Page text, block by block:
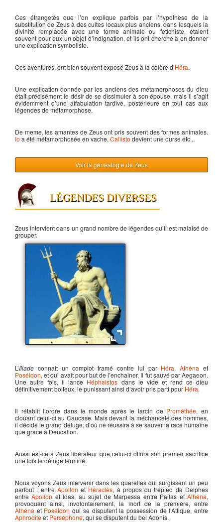
Ces étrangetés que l’on explique parfois par l’hypothèse de la
substitution de Zeusà des cultes locaux plus anciens, dans lesquels la
divinité remplacée avec une forme animale ou fétichiste, étaient
souvent pour eux un objet d’indignation, et ils ont cherché à en donner
une explication symboliste.
Ces aventures, ont bien souvent exposé Zeusà la colère d’Héra.
Une explication donnée par les anciens des métamorphoses du dieu
était précisément le désir de se dissimuler à son épouse, mais il s’agit
évidemment d’une affabulation tardive, postérieure en tout cas aux
légendes de métamorphose.
De meme, les amantes de Zeusont pris souvent des formes animales.
Io a été métamorphosée en vache, Callisto devient une ourse etc...
Voir la généalogie de Zeus
LÉGENDES DIVERSES
Zeusintervient dans un grand nombre de légendes qu’il est malaisé de
grouper.
L’Iliade connait un complot tramé contre lui par Héra,Athéna et
Poséidon, et qui avait pour but de l’enchainer. Il fut sauvé par Aegaeon.
Une autre fois, il lance Héphaistos dans le vide et rend ce dieu
définitivement boiteux, le punissant ainsi d’avoir pris parti pour Héra.
Il rétablit l’ordre dans le monde après le larcin de Prométhée, en
clouant celui-ci au Caucase. Mais devant la méchanceté des hommes,
il décide le grand déluge, d’où ne réussira à se sauver la race humaine
que grace à Deucalion.
Aussi est-ce àZeus libérateur que celui-ci offrira son premier sacrifice
une fois le déluge terminé.
Nous voyons Zeus intervenir dans les querelles qui surgissent un peu
partout : entre Apollon et Héraclès, à propos du trépied de Delphes
entreApollon et Idas, au sujet de Marpessa entre Pallas etAthéna,
provoquant ainsi, involontairement, la mort de la première, entre
Athéna et Poséidon qui se disputent la possession de l’Attique, entre
Aphroditeet Perséphone, qui se disputent du bel Adonis.